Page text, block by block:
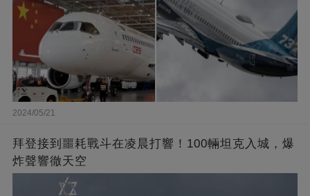
2024/05/21
拜登接到噩耗戰斗在凌晨打響！100輛坦克入城，爆
炸聲響徹天空